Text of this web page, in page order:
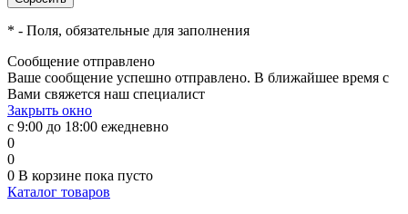
* - Поля, обязательные для заполнения
Сообщение отправлено
Ваше сообщение успешно отправлено. В ближайшее время с
Вами свяжется наш специалист
Закрыть окно
с 9:00 до 18:00 ежедневно
0
0
0 В корзине пока пусто
Каталог товаров